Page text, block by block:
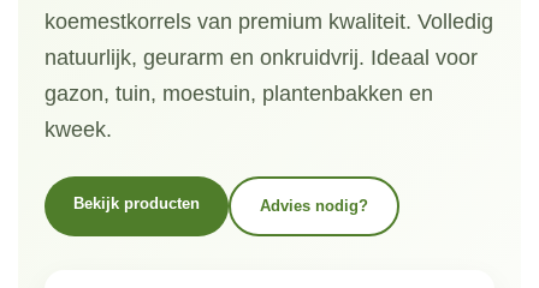
koemestkorrels van premium kwaliteit. Volledig
natuurlijk, geurarm en onkruidvrij. Ideaal voor
gazon, tuin, moestuin, plantenbakken en
kweek.
Bekijk producten Advies nodig?